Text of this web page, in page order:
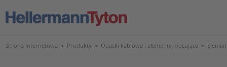
Strona internetowa > Produkty > Opaski kablowe i elementy mocujące >